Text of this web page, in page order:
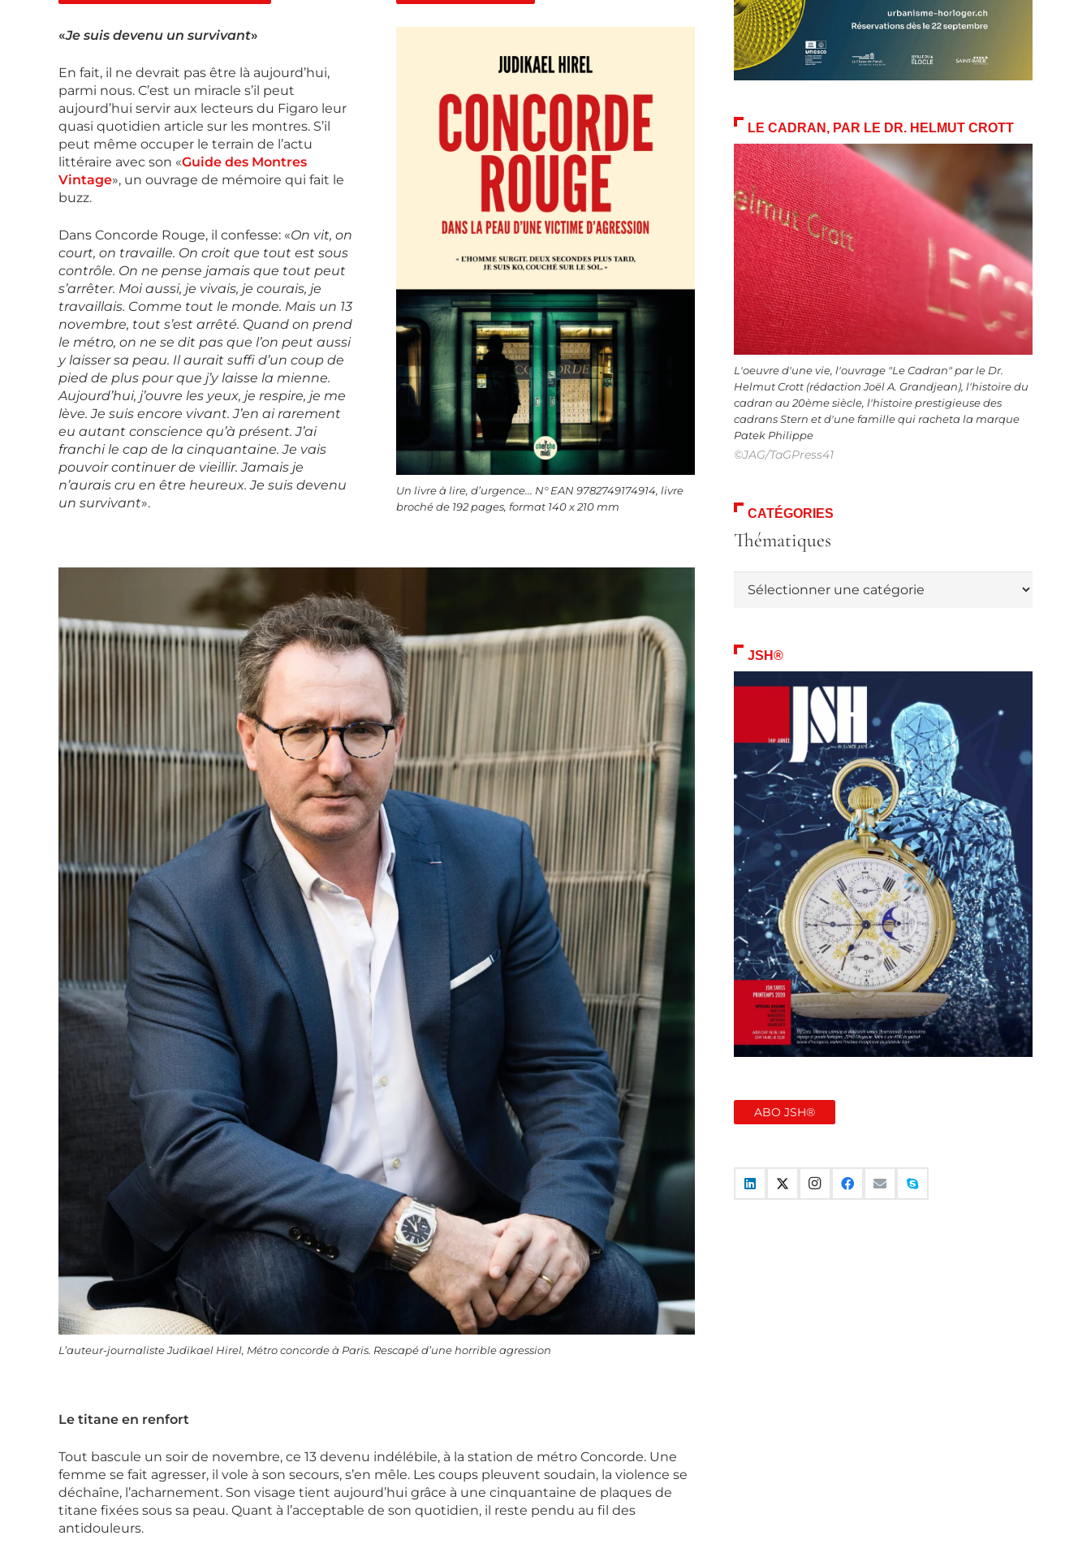
«Je suis devenu un survivant»
En fait, il ne devrait pas être là aujourd’hui,
parmi nous. C’est un miracle s’il peut
aujourd’hui servir aux lecteurs du Figaro leur
quasi quotidien article sur les montres. S’il
peut même occuper le terrain de l’actu
littéraire avec son «Guide des Montres
Vintage», un ouvrage de mémoire qui fait le
buzz.
Dans Concorde Rouge, il confesse: «On vit, on
court, on travaille. On croit que tout est sous
contrôle. On ne pense jamais que tout peut
s’arrêter. Moi aussi, je vivais, je courais, je
travaillais. Comme tout le monde. Mais un 13
novembre, tout s’est arrêté. Quand on prend
le métro, on ne se dit pas que l’on peut aussi
y laisser sa peau. Il aurait suffi d’un coup de
pied de plus pour que j’y laisse la mienne.
Aujourd’hui, j’ouvre les yeux, je respire, je me
lève. Je suis encore vivant. J’en ai rarement
eu autant conscience qu’à présent. J’ai
franchi le cap de la cinquantaine. Je vais
pouvoir continuer de vieillir. Jamais je
n’aurais cru en être heureux. Je suis devenu
un survivant».
Un livre à lire, d’urgence... N° EAN 9782749174914, livre
broché de 192 pages, format 140 x 210 mm
L’auteur-journaliste Judikael Hirel, Métro concorde à Paris. Rescapé d’une horrible agression
Le titane en renfort
Tout bascule un soir de novembre, ce 13 devenu indélébile, à la station de métro Concorde. Une
femme se fait agresser, il vole à son secours, s’en mêle. Les coups pleuvent soudain, la violence se
déchaîne, l’acharnement. Son visage tient aujourd’hui grâce à une cinquantaine de plaques de
titane fixées sous sa peau. Quant à l’acceptable de son quotidien, il reste pendu au fil des
antidouleurs.
LE CADRAN, PAR LE DR. HELMUT CROTT
L'oeuvre d'une vie, l'ouvrage "Le Cadran" par le Dr.
Helmut Crott (rédaction Joël A. Grandjean), l'histoire du
cadran au 20ème siècle, l'histoire prestigieuse des
cadrans Stern et d'une famille qui racheta la marque
Patek Philippe
©JAG/TaGPress41
CATÉGORIES
Thématiques
JSH®
ABO JSH®